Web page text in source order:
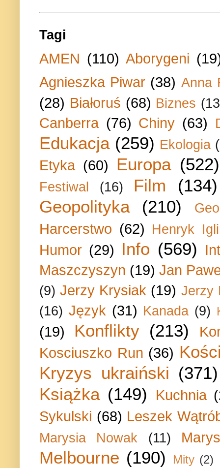
Tagi
AMEN (110) Aborygeni
Agnieszka Piwar (38) Anna
(28) Białoruś (68) Biznes
Canberra (76) Chiny (63)
Edukacja (259) Ekologia
Etyka (60) Europa (522)
Festiwal (16) Film
(134)
Geopolityka
(210)
Harcerstwo (62) Henryk
Humor (29) Info (569)
Maszczyszyn (19) Jan
(9) Jerzy Krysiak (19) Jerzy
(16) Język (31) Kanada (9)
(19) Konflikty (213)
Kosciuszko Run (36)
Kryzys ukraiński (371)
Książka (149) Kuchnia
Sykulski (68) Leszek
Marysia Nowak (11)
Melbourne (190) Mity (2)